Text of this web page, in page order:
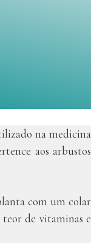
na medicina
aos arbustos
com um colar
de vitaminas e